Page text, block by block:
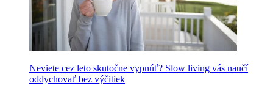
Neviete cez leto skutočne vypnúť? Slow living vás naučí
oddychovať bez výčitiek